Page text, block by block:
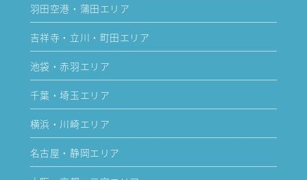
羽田空港・蒲田エリア
吉祥寺・立川・町田エリア
池袋・赤羽エリア
千葉・埼玉エリア
横浜・川崎エリア
名古屋・静岡エリア